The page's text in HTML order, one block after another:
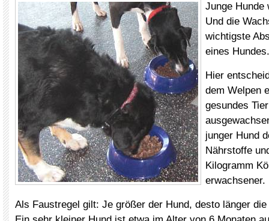
Junge Hunde
Und die
wichtigste
eines Hundes.
Hier
dem Welpen
gesundes
junger Hund
Nährstoffe
Kilogramm
erwachsener.
Als Faustregel gilt: Je größer der Hund, desto länger